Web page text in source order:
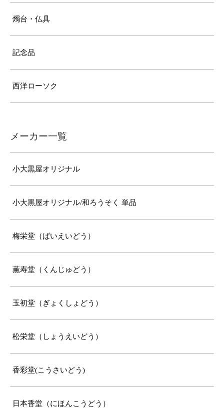
燭台・仏具
記念品
西洋ローソク
メーカー一覧
小大黒屋オリジナル
小大黒屋オリジナル/和ろうそく 単品
梅栄堂（ばいえいどう）
薫寿堂（くんじゅどう）
玉初堂（ぎょくしょどう）
松栄堂（しょうえいどう）
香彩堂(こうさいどう)
日本香堂（にほんこうどう）